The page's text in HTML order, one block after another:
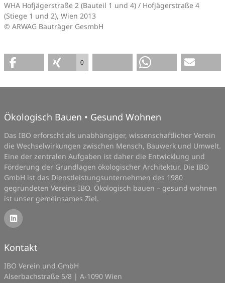
WHA Hofjägerstraße 2 (Bauteil 1 und 4) / Hofjägerstraße 4
(Stiege 1 und 2), Wien 2013
© ARWAG Bauträger GesmbH
0
Ökologisch Bauen • Gesund Wohnen
Das IBO erforscht als unabhängiger, wissenschaftlicher Verein
die Wechselwirkungen zwischen Mensch, Bauwerk und Umwelt.
Eine der zentralen Aufgaben ist daher die Entwicklung und
Förderung der Grundlagen ökologischer Architektur. Die IBO
GmbH ist das Dienstleistungsunternehmen des 1980
gegründeten Vereins IBO. Ökologisch bauen – gesund wohnen
ist unser gemeinsames Ziel.
Kontakt
IBO Verein und GmbH
Alserbachstraße 5/8 | A-1090 Wien